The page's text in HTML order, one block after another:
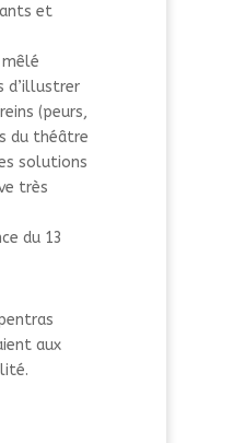
et
d’illustrer
(peurs,
du théâtre
solutions
très
du 13
aux